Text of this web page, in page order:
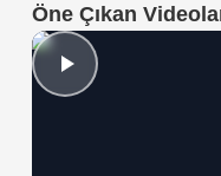
Öne Çıkan